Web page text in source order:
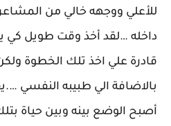
للأعلي ووجهه خالي من
داخله …لقد أخذ وقت طويل كي
قادرة علي اخذ تلك الخطوة
بالاضافة الي طبيبه النفسي
أصبح الوضع بينه وبين حياة